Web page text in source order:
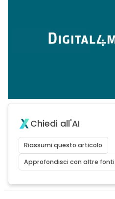
Chiedi all'AI
Riassumi questo articolo
Approfondisci con altre fonti